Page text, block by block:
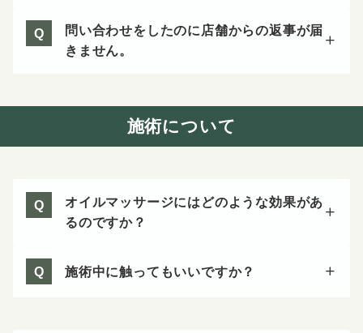
Q
問い合わせをしたのに店舗からの返事が届
きません。
施術について
Q
オイルマッサージにはどのような効果があ
るのですか？
Q 施術中に触ってもいいですか？